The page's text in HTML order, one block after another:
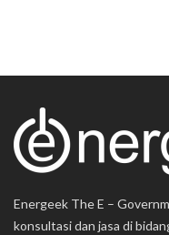
Energeek The E –
konsultasi dan jasa di